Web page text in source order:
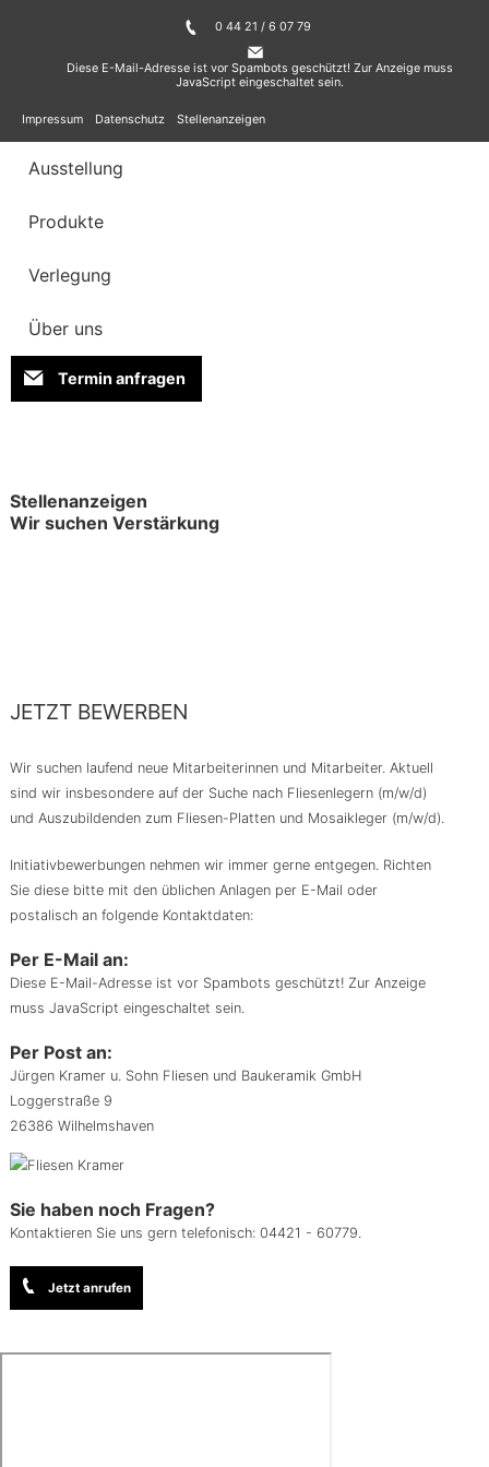
0 44 21 / 6 07 79
Diese E-Mail-Adresse ist vor Spambots geschützt! Zur Anzeige muss
JavaScript eingeschaltet sein.
Impressum Datenschutz Stellenanzeigen
Ausstellung
Produkte
Verlegung
Über uns
Termin anfragen
Stellenanzeigen
Wir suchen Verstärkung
JETZT BEWERBEN
Wir suchen laufend neue Mitarbeiterinnen und Mitarbeiter. Aktuell
sind wir insbesondere auf der Suche nach Fliesenlegern (m/w/d)
und Auszubildenden zum Fliesen-Platten und Mosaikleger (m/w/d).
Initiativbewerbungen nehmen wir immer gerne entgegen. Richten
Sie diese bitte mit den üblichen Anlagen per E-Mail oder
postalisch an folgende Kontaktdaten:
Per E-Mail an:
Diese E-Mail-Adresse ist vor Spambots geschützt! Zur Anzeige
muss JavaScript eingeschaltet sein.
Per Post an:
Jürgen Kramer u. Sohn Fliesen und Baukeramik GmbH
Loggerstraße 9
26386 Wilhelmshaven
Sie haben noch Fragen?
Kontaktieren Sie uns gern telefonisch: 04421 - 60779.
Jetzt anrufen